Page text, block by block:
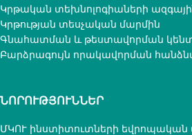
Կրթական տեխնոլոգիաների
Կրթության տեսչական մարմին
Գնահատման և թեստավորման
Բարձրագույն որակավորման
ՆՈՐՈՒԹՅՈՒՆՆԵՐ
ՄԿՈՒ ինստիտուտների եվրոպական